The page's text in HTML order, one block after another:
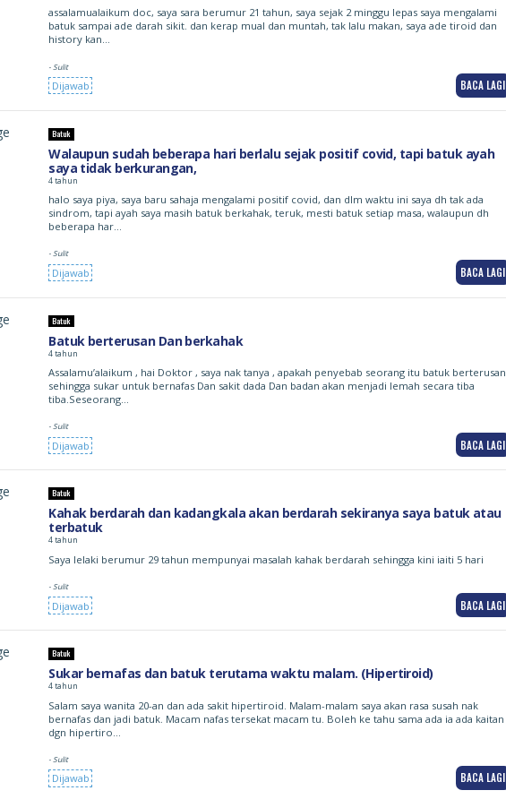
assalamualaikum doc, saya sara berumur 21 tahun, saya sejak 2 minggu lepas saya mengalami
batuk sampai ade darah sikit. dan kerap mual dan muntah, tak lalu makan, saya ade tiroid dan
history kan…
- Sulit
Dijawab BACA LAGI
Batuk
Walaupun sudah beberapa hari berlalu sejak positif covid, tapi batuk ayah
saya tidak berkurangan,
4 tahun
halo saya piya, saya baru sahaja mengalami positif covid, dan dlm waktu ini saya dh tak ada
sindrom, tapi ayah saya masih batuk berkahak, teruk, mesti batuk setiap masa, walaupun dh
beberapa har…
- Sulit
Dijawab BACA LAGI
Batuk
Batuk berterusan Dan berkahak
4 tahun
Assalamu’alaikum , hai Doktor , saya nak tanya , apakah penyebab seorang itu batuk berterusan
sehingga sukar untuk bernafas Dan sakit dada Dan badan akan menjadi lemah secara tiba
tiba.Seseorang…
- Sulit
Dijawab BACA LAGI
Batuk
Kahak berdarah dan kadangkala akan berdarah sekiranya saya batuk atau
terbatuk
4 tahun
Saya lelaki berumur 29 tahun mempunyai masalah kahak berdarah sehingga kini iaiti 5 hari
- Sulit
Dijawab BACA LAGI
Batuk
Sukar bernafas dan batuk terutama waktu malam. (Hipertiroid)
4 tahun
Salam saya wanita 20-an dan ada sakit hipertiroid. Malam-malam saya akan rasa susah nak
bernafas dan jadi batuk. Macam nafas tersekat macam tu. Boleh ke tahu sama ada ia ada kaitan
dgn hipertiro…
- Sulit
Dijawab BACA LAGI